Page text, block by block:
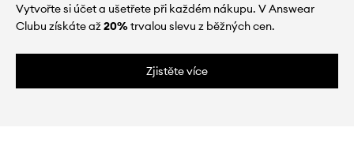
Vytvořte si účet a ušetřete při každém nákupu. V Answear
Clubu získáte až20%trvalou slevu z běžných cen.
Zjistěte více